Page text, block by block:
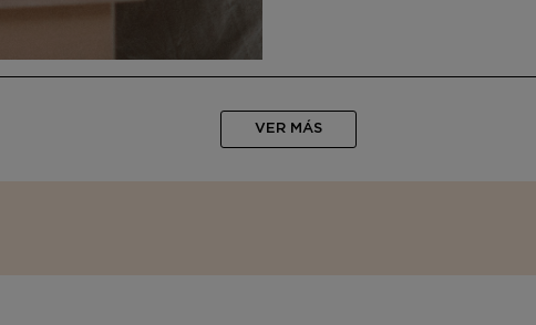
VER MÁS